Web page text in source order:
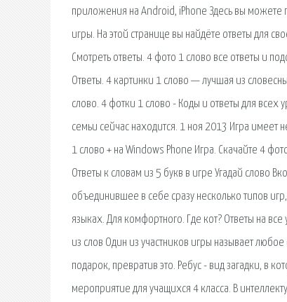
приложения на Android, iPhone Здесь вы можете
игры. На этой странице вы найдёте ответы для
Смотреть ответы. 4 фото 1 слово все ответы и
Ответы. 4 картинки 1 слово — лучшая из
слово. 4 фотки 1 слово - Коды и ответы для
семьи сейчас находится. 1 ноя 2013 Игра
1 слово + на Windows Phone Игра. Скачайте 4
Ответы к словам из 5 букв в игре Угадай слово
объединившее в себе сразу несколько типов
языках. Для комфортного. Где кот? Ответы на
из слов Один из участников игры называет
подарок, превратив это. Ребус - вид загадки, в
мероприятие для учащихся 4 класса. В